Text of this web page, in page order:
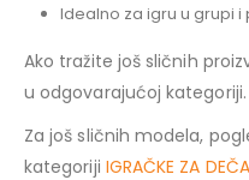
Idealno za igru u grupi
Ako tražite još sličnih
u odgovarajućoj kategoriji.
Za još sličnih modela,
kategoriji IGRAČKE ZA